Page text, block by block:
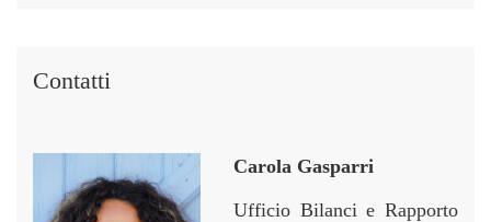
Contatti
Carola Gasparri
Ufficio Bilanci e Rapporto